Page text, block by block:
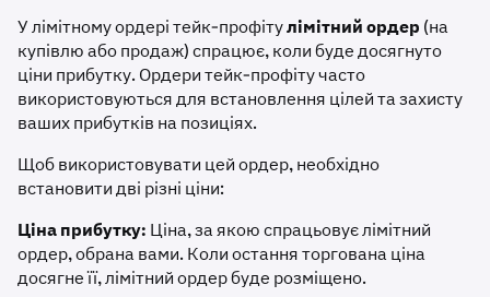
У лімітному ордері тейк-профітулімітний ордер (на
купівлю або продаж) спрацює, коли буде досягнуто
ціни прибутку. Ордери тейк-профіту часто
використовуються для встановлення цілей та захисту
ваших прибутків на позиціях.
Щоб використовувати цей ордер, необхідно
встановити дві різні ціни:
Ціна прибутку: Ціна, за якою спрацьовує лімітний
ордер, обрана вами. Коли остання торгована ціна
досягне її, лімітний ордер буде розміщено.